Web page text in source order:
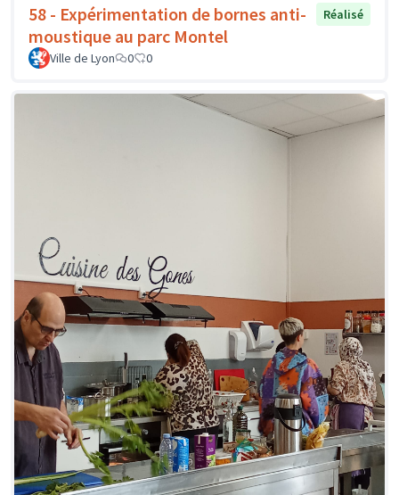
58 - Expérimentation de bornes anti-
moustique au parc Montel
Réalisé
Ville de Lyon 0 0